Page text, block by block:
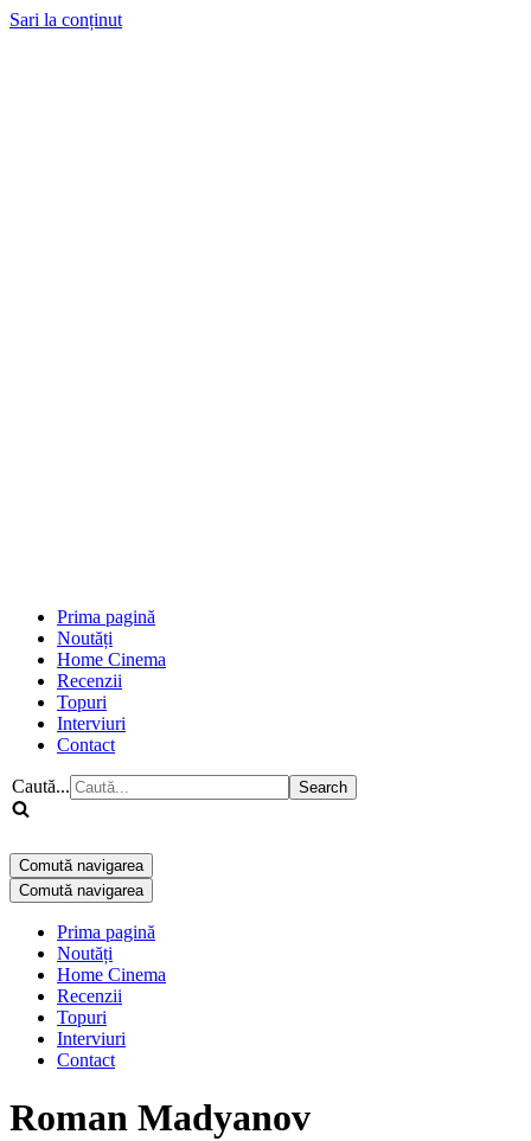
Sari la conținut
Prima pagină
Noutăți
Home Cinema
Recenzii
Topuri
Interviuri
Contact
Caută...
Comută navigarea
Comută navigarea
Prima pagină
Noutăți
Home Cinema
Recenzii
Topuri
Interviuri
Contact
Roman Madyanov